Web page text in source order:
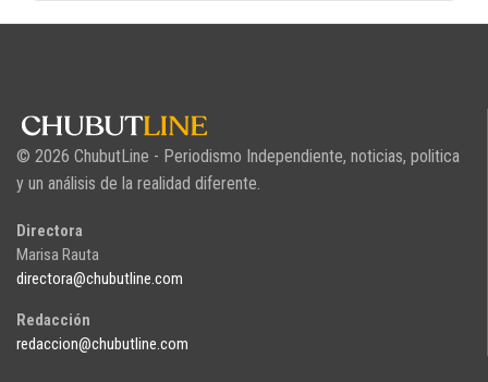
© 2026 ChubutLine - Periodismo Independiente, noticias, politica
y un análisis de la realidad diferente.
Directora
Marisa Rauta
directora@chubutline.com
Redacción
redaccion@chubutline.com